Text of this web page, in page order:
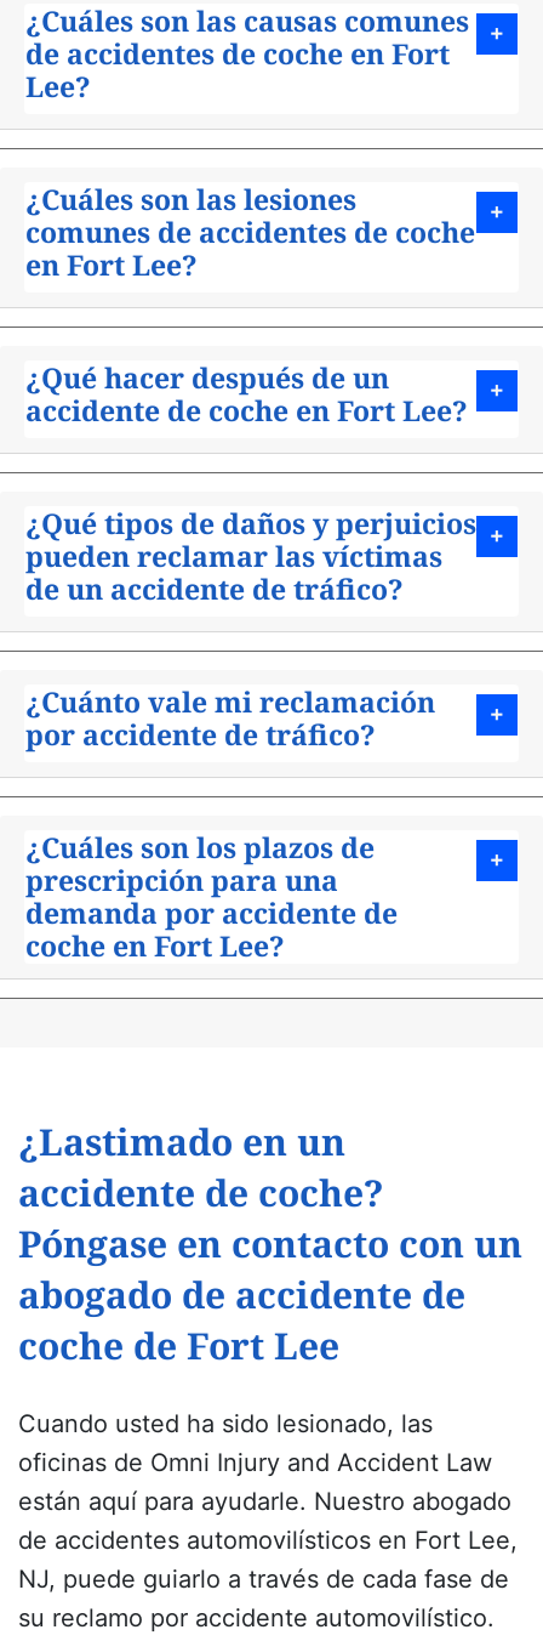
¿Cuáles son las causas comunes
de accidentes de coche en Fort
Lee?
¿Cuáles son las lesiones
comunes de accidentes de coche
en Fort Lee?
¿Qué hacer después de un
accidente de coche en Fort Lee?
¿Qué tipos de daños y perjuicios
pueden reclamar las víctimas
de un accidente de tráfico?
¿Cuánto vale mi reclamación
por accidente de tráfico?
¿Cuáles son los plazos de
prescripción para una
demanda por accidente de
coche en Fort Lee?
¿Lastimado en un
accidente de coche?
Póngase en contacto con un
abogado de accidente de
coche de Fort Lee
Cuando usted ha sido lesionado, las
oficinas de Omni Injury and Accident Law
están aquí para ayudarle. Nuestro abogado
de accidentes automovilísticos en Fort Lee,
NJ, puede guiarlo a través de cada fase de
su reclamo por accidente automovilístico.